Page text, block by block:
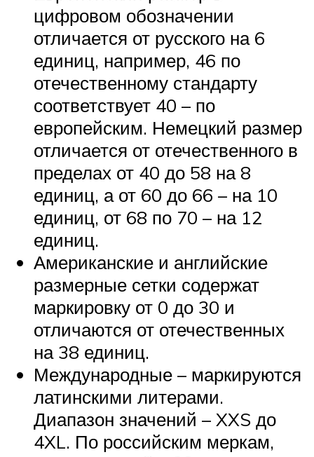
цифровом обозначении
отличается от русского на 6
единиц, например, 46 по
отечественному стандарту
соответствует 40 – по
европейским. Немецкий размер
отличается от отечественного в
пределах от 40 до 58 на 8
единиц, а от 60 до 66 – на 10
единиц, от 68 по 70 – на 12
единиц.
Американские и английские
размерные сетки содержат
маркировку от 0 до 30 и
отличаются от отечественных
на 38 единиц.
Международные – маркируются
латинскими литерами.
Диапазон значений – XXS до
4XL. По российским меркам,